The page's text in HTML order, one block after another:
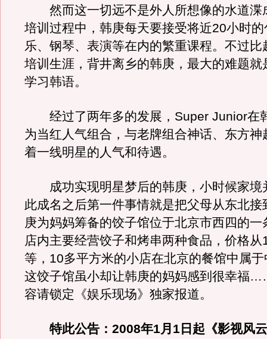
然而这一切远不是外人所想像的水道渫
培训过程中，韩庚每天要接受将近20小时
乐、钢琴、表演等在内的繁重课程。不过比
培训生涯，背井离乡的韩庚，最大的难题就
学习韩语。
经过了两年多的发展，Super Junior在
为当红人气组合，与老牌组合神话、东方神
着一线明星的人气和待遇。
成功实现明星梦后的韩庚，小时候家境
此成名之后第一件事情就是把父母从东北接
庚为妈妈筹备的饺子馆位于北京市西四的一
店内主要经营饺子和烤串两种食品，价格从
等，10多平方米的小店在北京的餐馆中属
这饺子馆虽小却让韩庚的妈妈感到很幸福
容请锁定《娱乐现场》独家报道。
特此公告：2008年1月1日起《影视风